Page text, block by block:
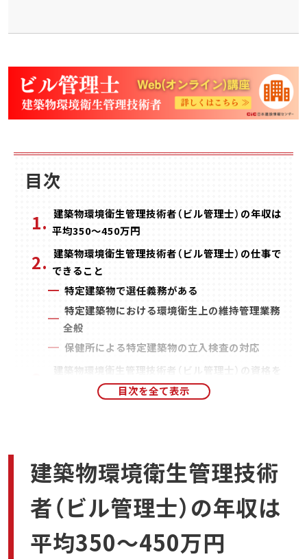
目次
建築物環境衛生管理技術者（ビル管理士）の年収は
平均350～450万円
建築物環境衛生管理技術者（ビル管理士）の仕事で
できること
特定建築物で選任義務がある
特定建築物における環境衛生上の維持管理業務
全般
保健所による特定建築物の立入検査の対応
建築物環境衛生管理技術者（ビル管理士）の資格を
取得するメリット
建築物環境衛生管理技術者（ビル管理士）の今後の
需要と将来性
建物が存在する限り需要がある
建築物環境衛生管理技術者（ビル管理士）で年収を
建築物環境衛生管理技術
者（ビル管理士）の年収は
平均350～450万円